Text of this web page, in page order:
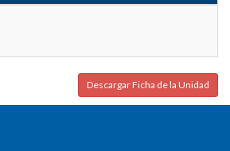
Descargar Ficha de la Unidad